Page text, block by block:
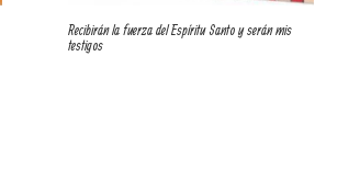
Recibirán la fuerza del Espíritu Santo y serán mis
testigos